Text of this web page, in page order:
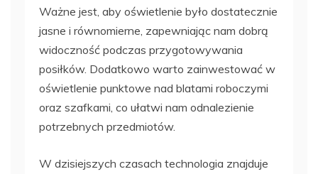
Ważne jest, aby oświetlenie było dostatecznie
jasne i równomierne, zapewniając nam dobrą
widoczność podczas przygotowywania
posiłków. Dodatkowo warto zainwestować w
oświetlenie punktowe nad blatami roboczymi
oraz szafkami, co ułatwi nam odnalezienie
potrzebnych przedmiotów.
W dzisiejszych czasach technologia znajduje